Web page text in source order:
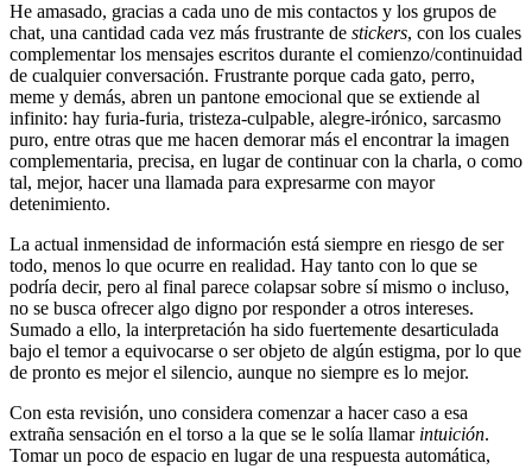
He amasado, gracias a cada uno de mis contactos y los grupos de
chat, una cantidad cada vez más frustrante de stickers, con los cuales
complementar los mensajes escritos durante el comienzo/continuidad
de cualquier conversación. Frustrante porque cada gato, perro,
meme y demás, abren un pantone emocional que se extiende al
infinito: hay furia-furia, tristeza-culpable, alegre-irónico, sarcasmo
puro, entre otras que me hacen demorar más el encontrar la imagen
complementaria, precisa, en lugar de continuar con la charla, o como
tal, mejor, hacer una llamada para expresarme con mayor
detenimiento.
La actual inmensidad de información está siempre en riesgo de ser
todo, menos lo que ocurre en realidad. Hay tanto con lo que se
podría decir, pero al final parece colapsar sobre sí mismo o incluso,
no se busca ofrecer algo digno por responder a otros intereses.
Sumado a ello, la interpretación ha sido fuertemente desarticulada
bajo el temor a equivocarse o ser objeto de algún estigma, por lo que
de pronto es mejor el silencio, aunque no siempre es lo mejor.
Con esta revisión, uno considera comenzar a hacer caso a esa
extraña sensación en el torso a la que se le solía llamar intuición.
Tomar un poco de espacio en lugar de una respuesta automática,